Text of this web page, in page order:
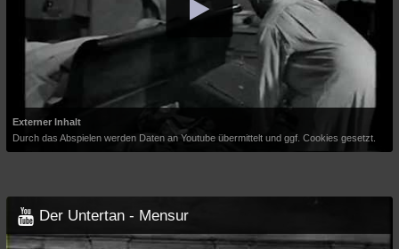
Externer Inhalt
Durch das Abspielen werden Daten an Youtube übermittelt und ggf. Cookies gesetzt.
Der Untertan - Mensur